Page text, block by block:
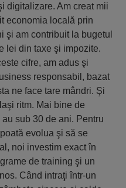
digitalizare. Am creat mii
economia locală prin
şi am contribuit la bugetul
lei din taxe şi impozite.
cifre, am adus şi
responsabil, bazat
ne face tare mândri. Şi
ritm. Mai bine de
sub 30 de ani. Pentru
evolua şi să se
noi investim exact în
de training şi un
Când intraţi într-un